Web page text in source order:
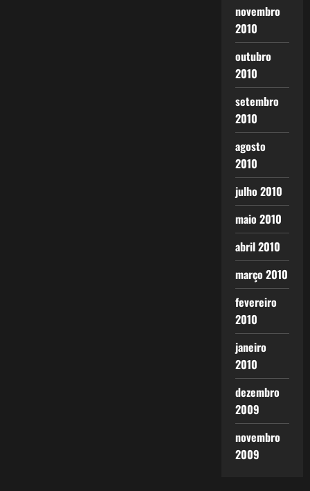
novembro
2010
outubro
2010
setembro
2010
agosto
2010
julho 2010
maio 2010
abril 2010
março 2010
fevereiro
2010
janeiro
2010
dezembro
2009
novembro
2009